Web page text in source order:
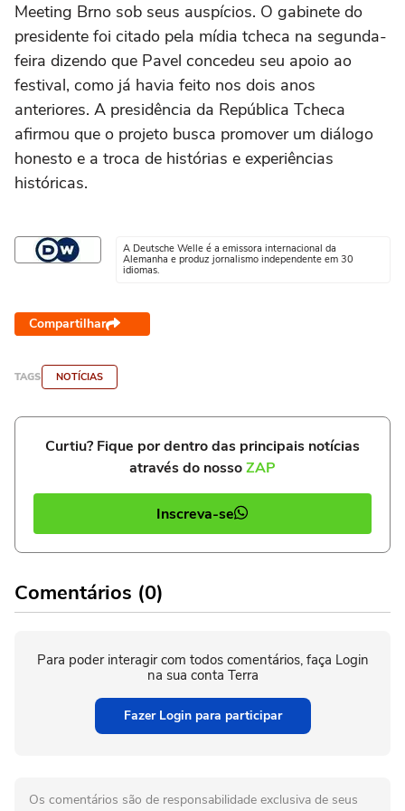
Meeting Brno sob seus auspícios. O gabinete do
presidente foi citado pela mídia tcheca na segunda-
feira dizendo que Pavel concedeu seu apoio ao
festival, como já havia feito nos dois anos
anteriores. A presidência da República Tcheca
afirmou que o projeto busca promover um diálogo
honesto e a troca de histórias e experiências
históricas.
A Deutsche Welle é a emissora internacional da
Alemanha e produz jornalismo independente em 30
idiomas.
Compartilhar
TAGS NOTÍCIAS
Curtiu? Fique por dentro das principais notícias
através do nossoZAP
Inscreva-se
Comentários (0)
Para poder interagir com todos comentários, faça Login
na sua conta Terra
Fazer Login para participar
Os comentários são de responsabilidade exclusiva de seus